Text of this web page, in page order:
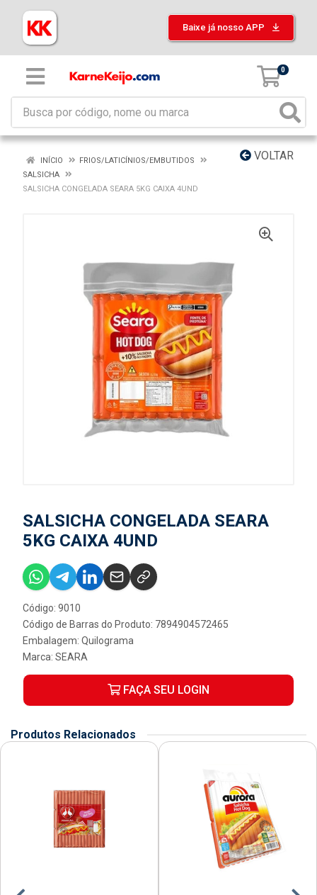
Baixe já nosso APP
0
VOLTAR
INÍCIO
FRIOS/LATICÍNIOS/EMBUTIDOS
SALSICHA
SALSICHA CONGELADA SEARA 5KG CAIXA 4UND
SALSICHA CONGELADA SEARA
5KG CAIXA 4UND
Código: 9010
Código de Barras do Produto: 7894904572465
Embalagem: Quilograma
Marca: SEARA
FAÇA SEU LOGIN
Produtos Relacionados